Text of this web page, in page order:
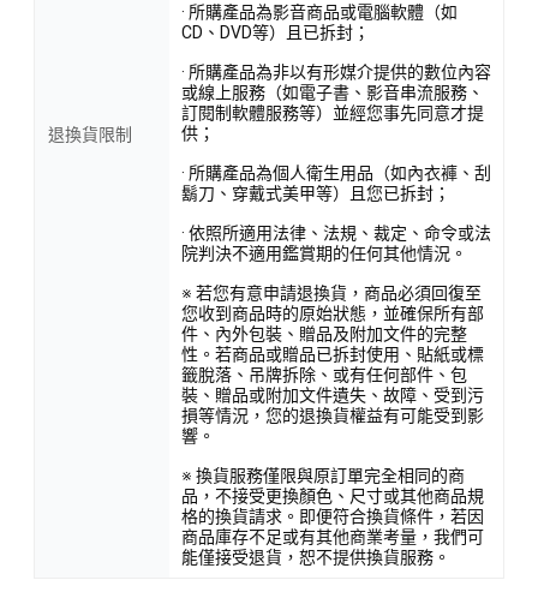
退換貨限制
· 所購產品為影音商品或電腦軟體（如
CD、DVD等）且已拆封；
· 所購產品為非以有形媒介提供的數位內容
或線上服務（如電子書、影音串流服務、
訂閱制軟體服務等）並經您事先同意才提
供；
· 所購產品為個人衛生用品（如內衣褲、刮
鬍刀、穿戴式美甲等）且您已拆封；
· 依照所適用法律、法規、裁定、命令或法
院判決不適用鑑賞期的任何其他情況。
※ 若您有意申請退換貨，商品必須回復至
您收到商品時的原始狀態，並確保所有部
件、內外包裝、贈品及附加文件的完整
性。若商品或贈品已拆封使用、貼紙或標
籤脫落、吊牌拆除、或有任何部件、包
裝、贈品或附加文件遺失、故障、受到污
損等情況，您的退換貨權益有可能受到影
響。
※ 換貨服務僅限與原訂單完全相同的商
品，不接受更換顏色、尺寸或其他商品規
格的換貨請求。即便符合換貨條件，若因
商品庫存不足或有其他商業考量，我們可
能僅接受退貨，恕不提供換貨服務。